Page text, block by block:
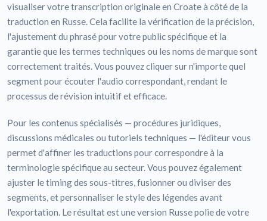
visualiser votre transcription originale en Croate à côté de la
traduction en Russe. Cela facilite la vérification de la précision,
l'ajustement du phrasé pour votre public spécifique et la
garantie que les termes techniques ou les noms de marque sont
correctement traités. Vous pouvez cliquer sur n'importe quel
segment pour écouter l'audio correspondant, rendant le
processus de révision intuitif et efficace.
Pour les contenus spécialisés — procédures juridiques,
discussions médicales ou tutoriels techniques — l'éditeur vous
permet d'affiner les traductions pour correspondre à la
terminologie spécifique au secteur. Vous pouvez également
ajuster le timing des sous-titres, fusionner ou diviser des
segments, et personnaliser le style des légendes avant
l'exportation. Le résultat est une version Russe polie de votre